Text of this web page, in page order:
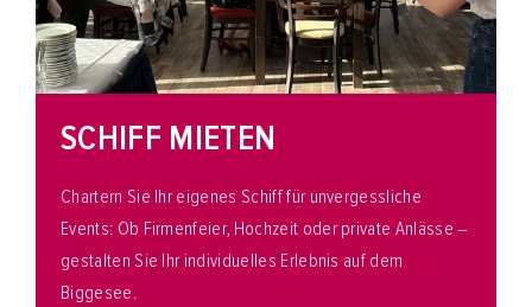
SCHIFF MIETEN
Chartern Sie Ihr eigenes Schiff für unvergessliche
Events: Ob Firmenfeier, Hochzeit oder private Anlässe –
gestalten Sie Ihr individuelles Erlebnis auf dem
Biggesee.